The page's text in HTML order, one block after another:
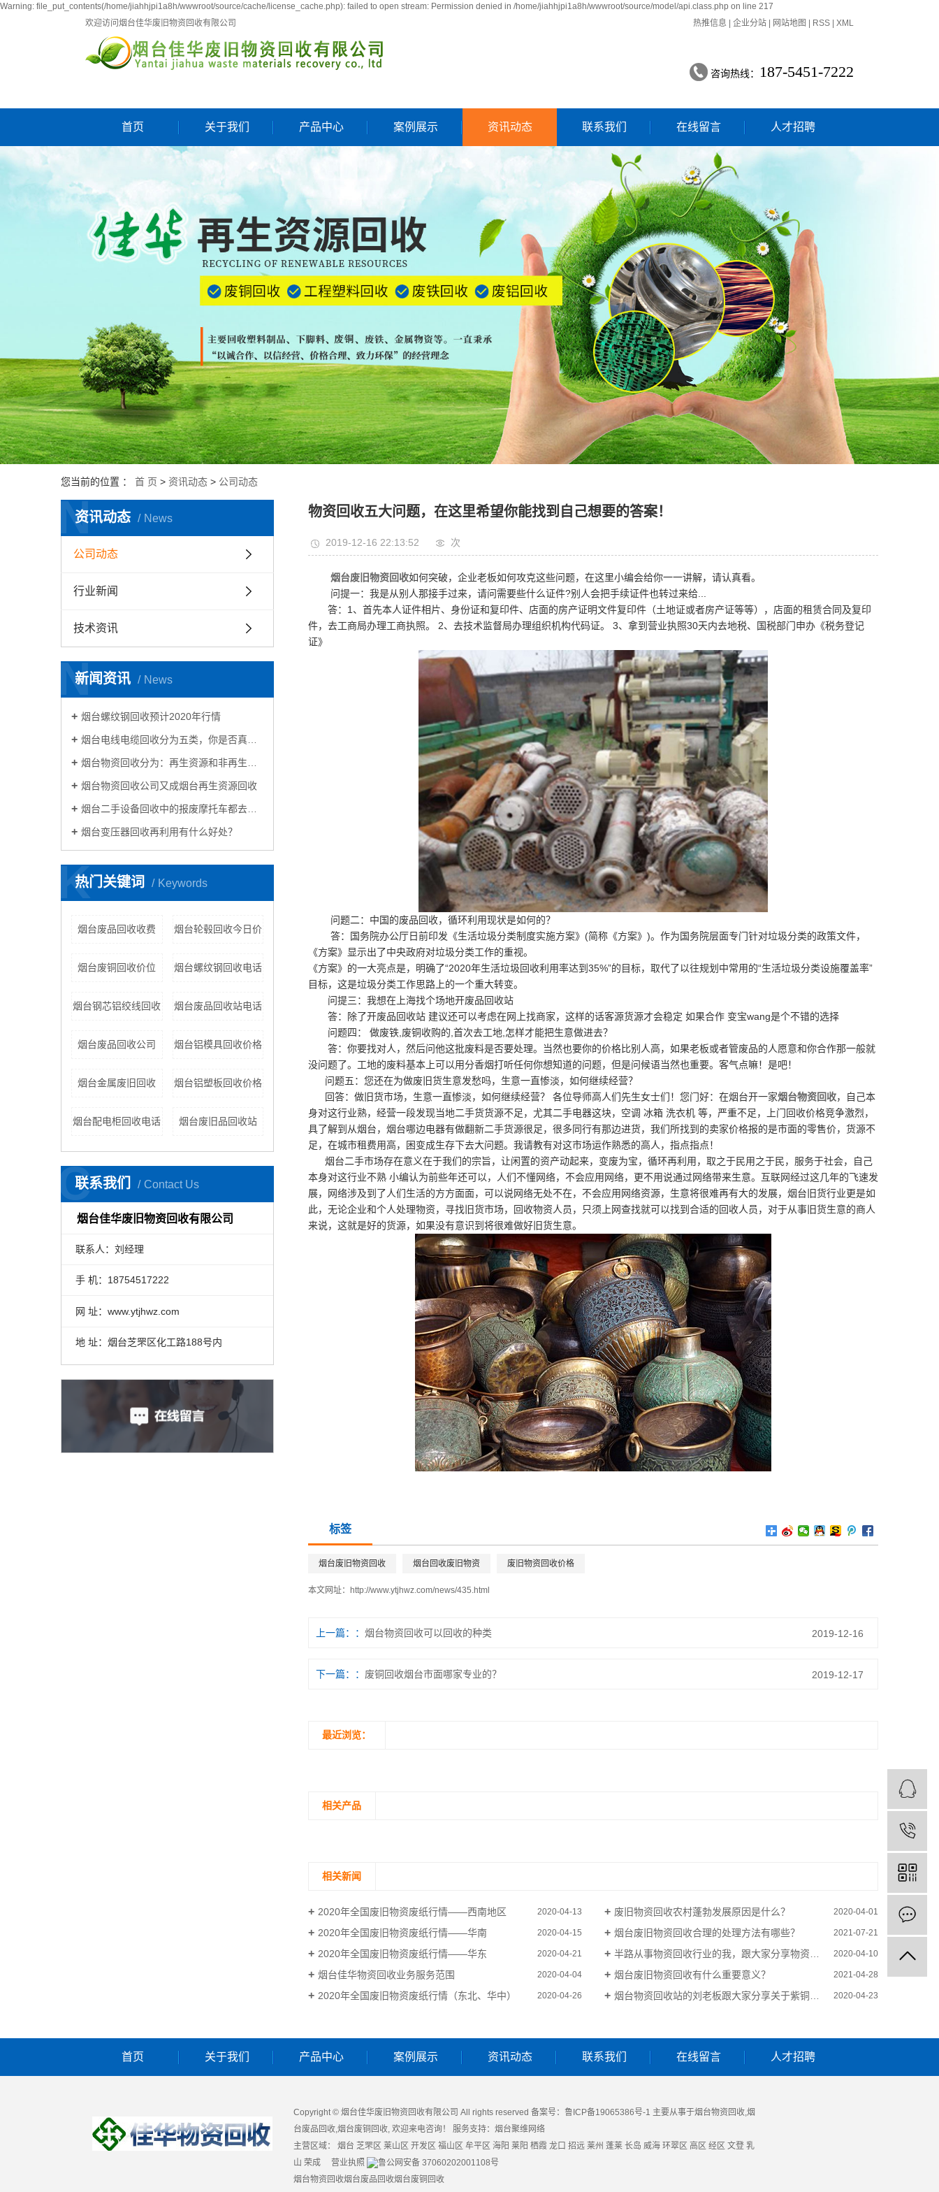
Warning: file_put_contents(/home/jiahhjpi1a8h/wwwroot/source/cache/license_cache.php): failed to open stream: Permission denied in /home/jiahhjpi1a8h/wwwroot/source/model/api.class.php on line 217
欢迎访问烟台佳华废旧物资回收有限公司
热推信息 企业分站 网站地图 RSS XML
咨询热线： 187-5451-7222
首页 关于我们 产品中心 案例展示 资讯动态 联系我们 在线留言 人才招聘
您当前的位置 ： 首 页 > 资讯动态 > 公司动态
资讯动态 News
N
公司动态
行业新闻
技术资讯
新闻资讯 News
N
烟台螺纹钢回收预计2020年行情
烟台电线电缆回收分为五类，你是否真的了解电线电缆回收？
烟台物资回收分为：再生资源和非再生资源
烟台物资回收公司又成烟台再生资源回收
烟台二手设备回收中的报废摩托车都去哪里了？
烟台变压器回收再利用有什么好处？
热门关键词 Keywords
K
烟台废品回收收费 烟台轮毂回收今日价
烟台废铜回收价位 烟台螺纹钢回收电话
烟台钢芯铝绞线回收 烟台废品回收站电话
烟台废品回收公司 烟台铝模具回收价格
烟台金属废旧回收 烟台铝塑板回收价格
烟台配电柜回收电话 烟台废旧品回收站
联系我们 Contact Us
C
烟台佳华废旧物资回收有限公司
联系人：刘经理
手 机：18754517222
网 址：www.ytjhwz.com
地 址：烟台芝罘区化工路188号内
物资回收五大问题，在这里希望你能找到自己想要的答案！
2019-12-16 22:13:52 次
烟台废旧物资回收如何突破，企业老板如何攻克这些问题，在这里小编会给你一一讲解，请认真看。
问提一：我是从别人那接手过来，请问需要些什么证件?别人会把手续证件也转过来给...
答：1、首先本人证件相片、身份证和复印件、店面的房产证明文件复印件（土地证或者房产证等等），店面的租赁合同及复印
件，去工商局办理工商执照。 2、去技术监督局办理组织机构代码证。 3、拿到营业执照30天内去地税、国税部门申办《税务登记
证》
问题二：中国的废品回收，循环利用现状是如何的？
答：国务院办公厅日前印发《生活垃圾分类制度实施方案》(简称《方案》)。作为国务院层面专门针对垃圾分类的政策文件，
《方案》显示出了中央政府对垃圾分类工作的重视。
《方案》的一大亮点是，明确了“2020年生活垃圾回收利用率达到35%”的目标，取代了以往规划中常用的“生活垃圾分类设施覆盖率”
目标，这是垃圾分类工作思路上的一个重大转变。
问提三：我想在上海找个场地开废品回收站
答：除了开废品回收站 建议还可以考虑在网上找商家，这样的话客源货源才会稳定 如果合作 变宝wang是个不错的选择
问题四： 做废铁,废铜收购的,首次去工地,怎样才能把生意做进去？
答：你要找对人，然后问他这批废料是否要处理。当然也要你的价格比别人高，如果老板或者管废品的人愿意和你合作那一般就
没问题了。工地的废料基本上可以用分香烟打听任何你想知道的问题，但是问候语当然也重要。客气点嘛！是吧！
问题五：您还在为做废旧货生意发愁吗，生意一直惨淡，如何继续经营？
回答：做旧货市场，生意一直惨淡，如何继续经营？ 各位导师高人们先生女士们！您门好：在烟台开一家烟台物资回收，自己本
身对这行业熟，经营一段发现当地二手货货源不足，尤其二手电器这块，空调 冰箱 洗衣机 等，严重不足，上门回收价格竞争激烈，
具了解到从烟台，烟台哪边电器有做翻新二手货源很足，很多同行有那边进货，我们所找到的卖家价格报的是市面的零售价，货源不
足，在城市租费用高，困变成生存下去大问题。我请教有对这市场运作熟悉的高人，指点指点！
烟台二手市场存在意义在于我们的宗旨，让闲置的资产动起来，变废为宝，循环再利用，取之于民用之于民，服务于社会，自己
本身对这行业不熟 小编认为前些年还可以，人们不懂网络，不会应用网络，更不用说通过网络带来生意。互联网经过这几年的飞速发
展，网络涉及到了人们生活的方方面面，可以说网络无处不在，不会应用网络资源，生意将很难再有大的发展，烟台旧货行业更是如
此，无论企业和个人处理物资，寻找旧货市场，回收物资人员，只须上网查找就可以找到合适的回收人员，对于从事旧货生意的商人
来说，这就是好的货源，如果没有意识到将很难做好旧货生意。
标签
烟台废旧物资回收 烟台回收废旧物资 废旧物资回收价格
本文网址： http://www.ytjhwz.com/news/435.html
上一篇： 烟台物资回收可以回收的种类 2019-12-16
下一篇： 废铜回收烟台市面哪家专业的？ 2019-12-17
最近浏览：
相关产品
相关新闻
2020年全国废旧物资废纸行情——西南地区 2020-04-13 废旧物资回收农村蓬勃发展原因是什么？ 2020-04-01
2020年全国废旧物资废纸行情——华南 2020-04-15 烟台废旧物资回收合理的处理方法有哪些？ 2021-07-21
2020年全国废旧物资废纸行情——华东 2020-04-21 半路从事物资回收行业的我，跟大家分享物资回收利润 2020-04-10
烟台佳华物资回收业务服务范围 2020-04-04 烟台废旧物资回收有什么重要意义？ 2021-04-28
2020年全国废旧物资废纸行情（东北、华中） 2020-04-26 烟台物资回收站的刘老板跟大家分享关于紫铜与黄铜之间的区别？ 2020-04-23
首页 关于我们 产品中心 案例展示 资讯动态 联系我们 在线留言 人才招聘
Copyright © 烟台佳华废旧物资回收有限公司 All rights reserved 备案号： 鲁ICP备19065386号-1 主要从事于烟台物资回收 烟
台废品回收 烟台废铜回收 , 欢迎来电咨询！ 服务支持： 烟台聚维网络
主营区域： 烟台 芝罘区 莱山区 开发区 福山区 牟平区 海阳 莱阳 栖霞 龙口 招远 莱州 蓬莱 长岛 威海 环翠区 高区 经区 文登 乳
山 荣成 营业执照
鲁公网安备 37060202001108号
烟台物资回收烟台废品回收烟台废铜回收